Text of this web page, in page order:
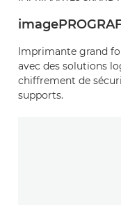
Imprimante grand
avec des solutions
chiffrement de
supports.